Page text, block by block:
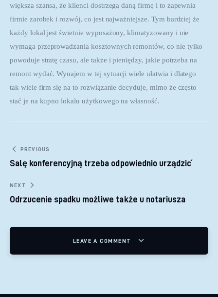
większa szansa, że klienci dostrzegą daną firmę i to zapewnia
firmie zarobek i rozwój, co jest najważniejsze. Tym bardziej że
każdy lokal jest świetnie wyposażony, klimatyzowany i nie
wymaga przeprowadzania kosztownych remontów, co nie tylko
powoduje stratę czasu, ale także i pieniędzy, jakie potrzeba na
remont wydać. Wynajem w tej sytuacji wiele ułatwia i dlatego
tak wiele firm się na to rozwiązanie decyduje, mimo że często
stać je na kupno lokalu użytkowego na własność.
Nawigacja wpisu
PREVIOUS
Salę konferencyjną trzeba odpowiednio urządzić
NEXT
Odrzucenie spadku możliwe także u notariusza
LEAVE A COMMENT